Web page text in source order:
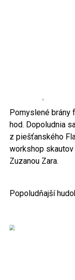
Pomyslené
hod. Dopoludnia
z piešťanského
workshop
Zuzanou Zara.
Popoludňajší